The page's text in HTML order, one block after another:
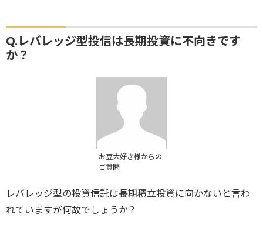
Q.レバレッジ型投信は長期投資に不向きです
か？
お豆大好き様からの
ご質問
レバレッジ型の投資信託は長期積立投資に向かないと言わ
れていますが何故でしょうか ?